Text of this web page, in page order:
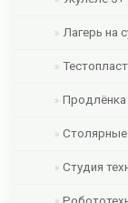
Лагерь на
Продлёнка
Столярные
Студия